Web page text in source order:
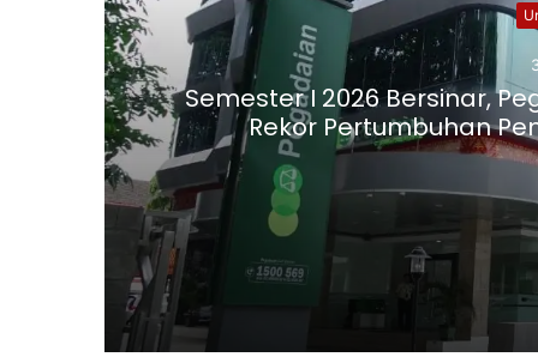
Semester I 2026 Bersinar,
Rekor Pertumbuhan
31/07/2026